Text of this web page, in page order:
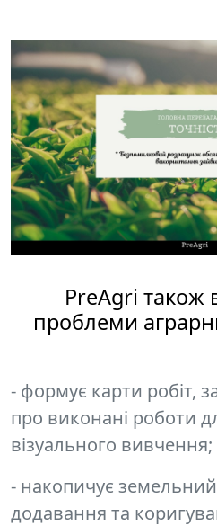
PreAgri також
проблеми
- формує карти робіт,
про виконані роботи
візуального вивчення;
- накопичує
додавання та